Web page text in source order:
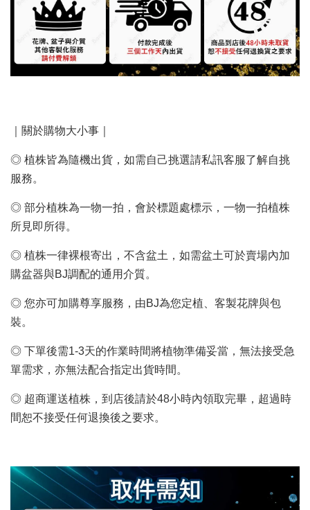
｜關於購物大小事｜
◎ 植株皆為隨機出貨，如需自己挑選請私訊客服了解自挑
服務。
◎ 部分植株為一物一拍，會於標題處標示，一物一拍植株
所見即所得。
◎ 植株一律裸根寄出，不含盆土，如需盆土可於賣場內加
購盆器與BJ調配的通用介質。
◎ 您亦可加購尊享服務，由BJ為您定植、客製花牌與包
裝。
◎ 下單後需1-3天的作業時間將植物準備妥當，無法接受急
單需求，亦無法配合指定出貨時間。
◎ 超商運送植株，到店後請於48小時內領取完畢，超過時
間恕不接受任何退換後之要求。